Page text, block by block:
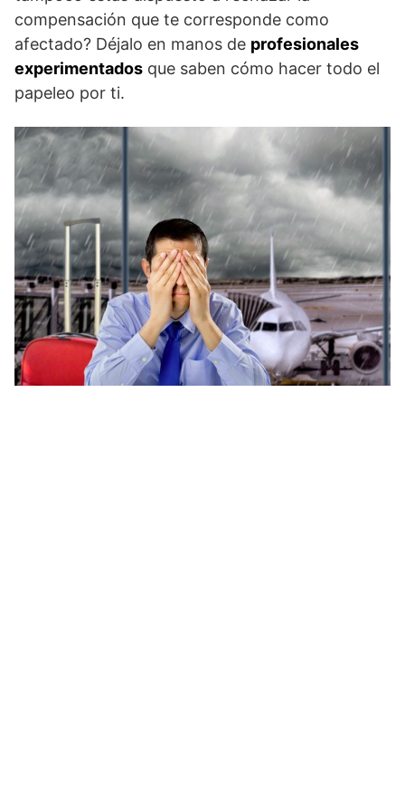
compensación que te corresponde como
afectado? Déjalo en manos de profesionales
experimentados que saben cómo hacer todo el
papeleo por ti.